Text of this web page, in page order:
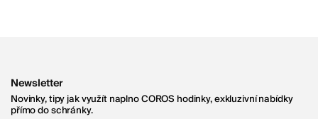
Newsletter
Novinky, tipy jak využít naplno COROS hodinky, exkluzivní nabídky
přímo do schránky.